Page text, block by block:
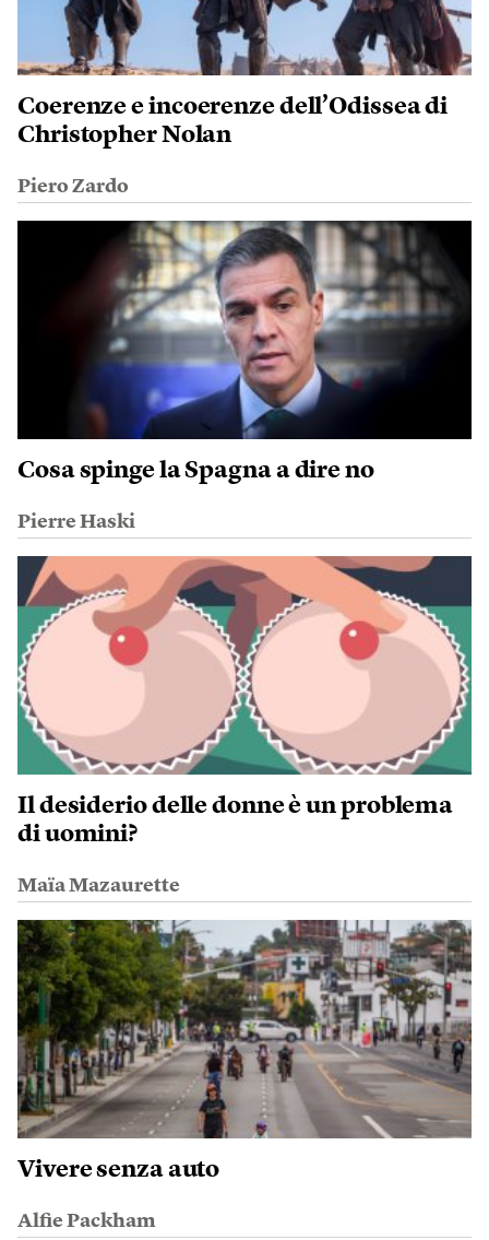
Coerenze e incoerenze dell’Odissea di
Christopher Nolan
Piero Zardo
Cosa spinge la Spagna a dire no
Pierre Haski
Il desiderio delle donne è un problema
di uomini?
Maïa Mazaurette
Vivere senza auto
Alfie Packham